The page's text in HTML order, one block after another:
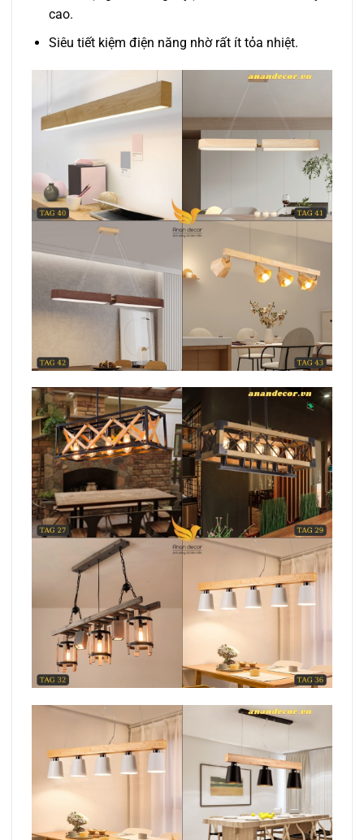
cao.
Siêu tiết kiệm điện năng nhờ rất ít tỏa nhiệt.